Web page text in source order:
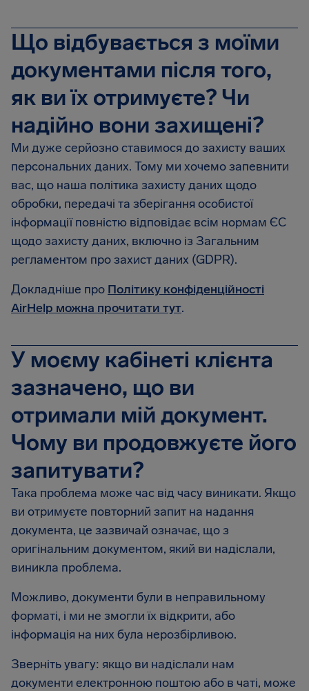
Що відбувається з моїми
документами після того,
як ви їх отримуєте? Чи
надійно вони захищені?
Ми дуже серйозно ставимося до захисту ваших
персональних даних. Тому ми хочемо запевнити
вас, що наша політика захисту даних щодо
обробки, передачі та зберігання особистої
інформації повністю відповідає всім нормам ЄС
щодо захисту даних, включно із Загальним
регламентом про захист даних (GDPR).
Докладніше про Політику конфіденційності
AirHelp можна прочитати тут.
У моєму кабінеті клієнта
зазначено, що ви
отримали мій документ.
Чому ви продовжуєте його
запитувати?
Така проблема може час від часу виникати. Якщо
ви отримуєте повторний запит на надання
документа, це зазвичай означає, що з
оригінальним документом, який ви надіслали,
виникла проблема.
Можливо, документи були в неправильному
форматі, і ми не змогли їх відкрити, або
інформація на них була нерозбірливою.
Зверніть увагу: якщо ви надіслали нам
документи електронною поштою або в чаті, може